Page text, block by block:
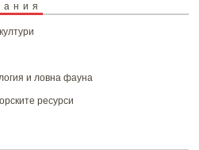
и ловна фауна
ресурси